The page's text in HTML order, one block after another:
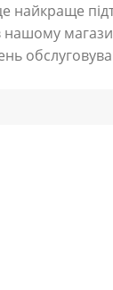
найкраще